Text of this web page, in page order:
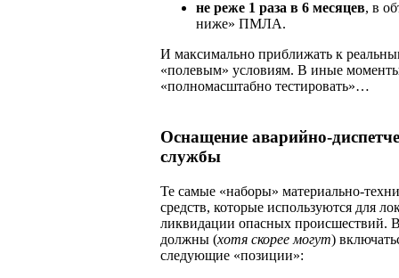
не реже 1 раза в 6 месяцев, в
ниже» ПМЛА.
И максимально приближать к
«полевым» условиям. В иные
«полномасштабно тестировать»…
Оснащение аварийно-
службы
Те самые «наборы» материально-
средств, которые используются для
ликвидации опасных происшествий.
должны (хотя скорее могут)
следующие «позиции»: